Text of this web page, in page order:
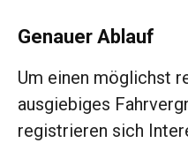
Genauer Ablauf
Um einen möglichst
ausgiebiges
registrieren sich